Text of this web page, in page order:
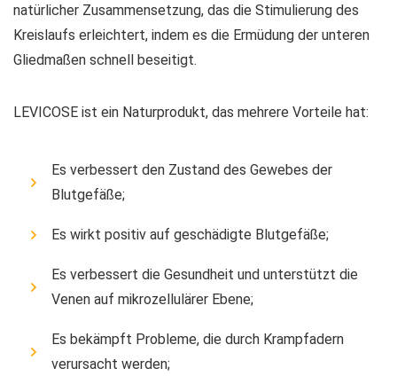
natürlicher Zusammensetzung, das die Stimulierung des
Kreislaufs erleichtert, indem es die Ermüdung der unteren
Gliedmaßen schnell beseitigt.
LEVICOSE ist ein Naturprodukt, das mehrere Vorteile hat:
Es verbessert den Zustand des Gewebes der
Blutgefäße;
Es wirkt positiv auf geschädigte Blutgefäße;
Es verbessert die Gesundheit und unterstützt die
Venen auf mikrozellulärer Ebene;
Es bekämpft Probleme, die durch Krampfadern
verursacht werden;